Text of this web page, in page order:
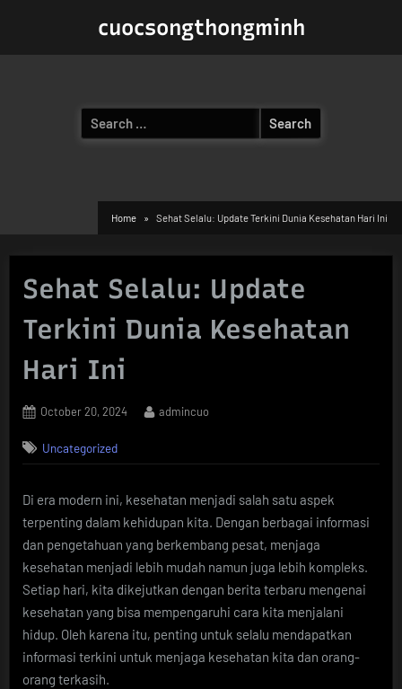
cuocsongthongminh
Search
for:
Home Sehat Selalu: Update Terkini Dunia Kesehatan Hari Ini
Sehat Selalu: Update
Terkini Dunia Kesehatan
Hari Ini
Posted
October 20, 2024 By
admincuo
Uncategorized
Di era modern ini, kesehatan menjadi salah satu aspek
terpenting dalam kehidupan kita. Dengan berbagai informasi
dan pengetahuan yang berkembang pesat, menjaga
kesehatan menjadi lebih mudah namun juga lebih kompleks.
Setiap hari, kita dikejutkan dengan berita terbaru mengenai
kesehatan yang bisa mempengaruhi cara kita menjalani
hidup. Oleh karena itu, penting untuk selalu mendapatkan
informasi terkini untuk menjaga kesehatan kita dan orang-
orang terkasih.